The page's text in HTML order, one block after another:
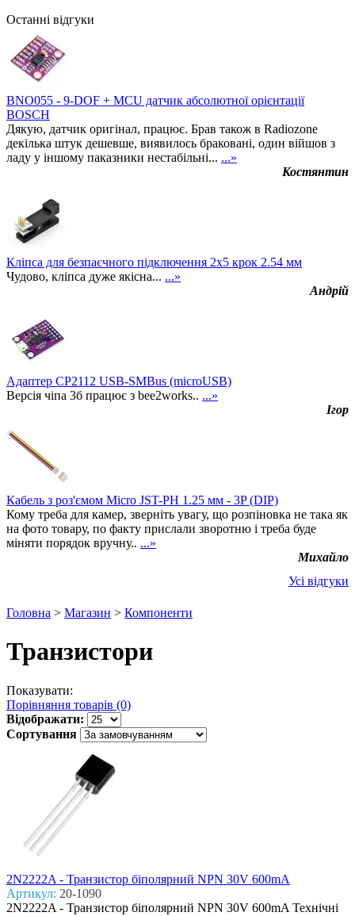
Останні відгуки
BNO055 - 9-DOF + MCU датчик абсолютної орієнтації
BOSCH
Дякую, датчик оригінал, працює. Брав також в Radiozone
декілька штук дешевше, виявилось браковані, один війшов з
ладу у іншому паказники нестабільні... ...»
Костянтин
Кліпса для безпаєчного підключення 2х5 крок 2.54 мм
Чудово, кліпса дуже якісна... ...»
Андрій
Адаптер CP2112 USB-SMBus (microUSB)
Версія чіпа 3б працює з bee2works.. ...»
Ігор
Кабель з роз'ємом Micro JST-PH 1.25 мм - 3P (DIP)
Кому треба для камер, зверніть увагу, що розпіновка не така як
на фото товару, по факту прислали зворотню і треба буде
міняти порядок вручну.. ...»
Михайло
Усі відгуки
Головна > Магазин > Компоненти
Транзистори
Показувати:
Порівняння товарів (0)
Відображати:
Сортування
2N2222A - Транзистор біполярний NPN 30V 600mA
Артикул: 20-1090
2N2222A - Транзистор біполярний NPN 30V 600mA Технічні